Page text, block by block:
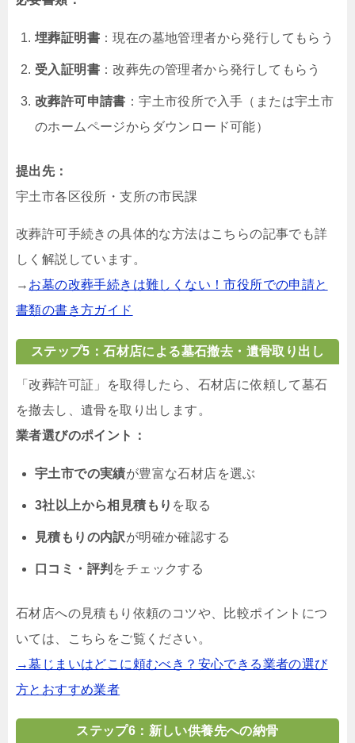
埋葬証明書 ：現在の墓地管理者から発行してもらう
受入証明書 ：改葬先の管理者から発行してもらう
改葬許可申請書 ：宇土市役所で入手（または宇土市
のホームページからダウンロード可能）
提出先：
宇土市各区役所・支所の市民課
改葬許可手続きの具体的な方法はこちらの記事でも詳
しく解説しています。
→ お墓の改葬手続きは難しくない！市役所での申請と
書類の書き方ガイド
ステップ5：石材店による墓石撤去・遺骨取り出し
「改葬許可証」を取得したら、石材店に依頼して墓石
を撤去し、遺骨を取り出します。
業者選びのポイント：
宇土市での実績が豊富な石材店を選ぶ
3社以上から相見積もり を取る
見積もりの内訳が明確か確認する
口コミ・評判 をチェックする
石材店への見積もり依頼のコツや、比較ポイントにつ
いては、こちらをご覧ください。
→墓じまいはどこに頼むべき？安心できる業者の選び
方とおすすめ業者
ステップ6：新しい供養先への納骨